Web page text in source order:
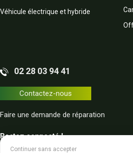
Véhicule électrique et hybride
02 28 03 94 41
Contactez-nous
Faire une demande de réparation
Restez connecté !
Continuer sans accepter